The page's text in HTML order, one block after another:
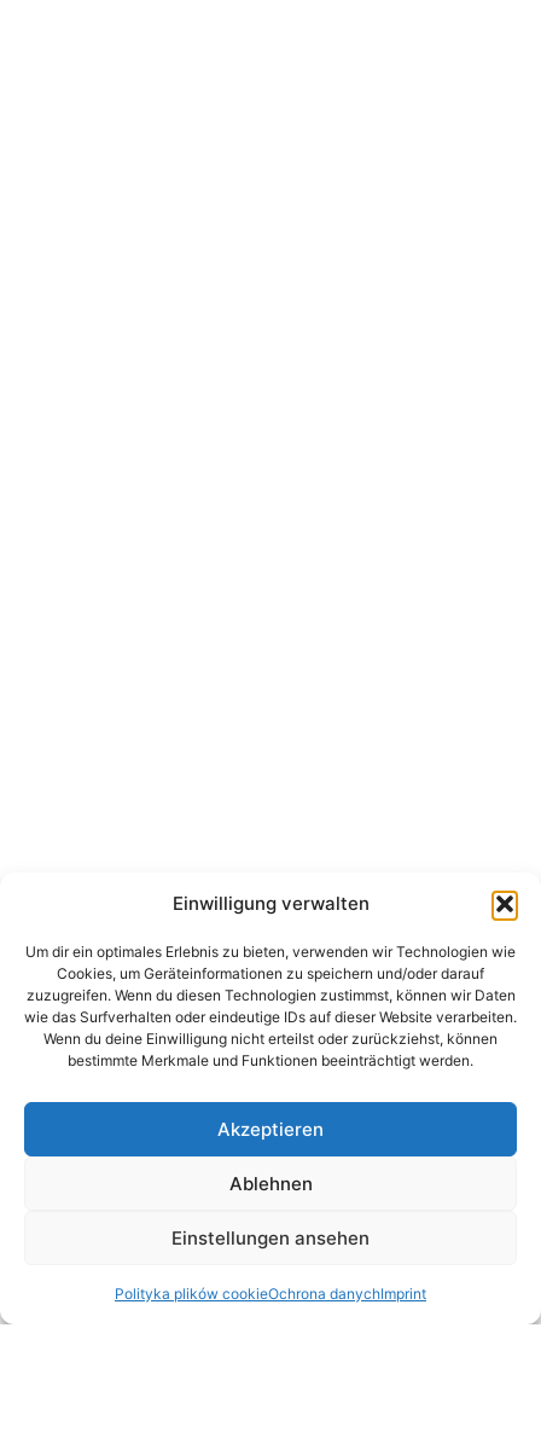
Einwilligung verwalten
Um dir ein optimales Erlebnis zu bieten, verwenden wir Technologien wie
Cookies, um Geräteinformationen zu speichern und/oder darauf
zuzugreifen. Wenn du diesen Technologien zustimmst, können wir Daten
wie das Surfverhalten oder eindeutige IDs auf dieser Website verarbeiten.
Wenn du deine Einwilligung nicht erteilst oder zurückziehst, können
bestimmte Merkmale und Funktionen beeinträchtigt werden.
Akzeptieren
Ablehnen
Einstellungen ansehen
Polityka plików cookieOchrona danychImprint